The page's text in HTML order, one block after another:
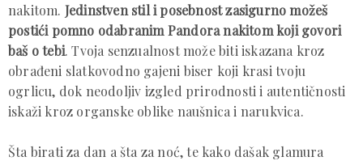
nakitom. Jedinstven stil i posebnost zasigurno možeš
postići pomno odabranim Pandora nakitom koji govori
baš o tebi. Tvoja senzualnost može biti iskazana kroz
obrađeni slatkovodno gajeni biser koji krasi tvoju
ogrlicu, dok neodoljiv izgled prirodnosti i autentičnosti
iskaži kroz organske oblike naušnica i narukvica.
Šta birati za dan a šta za noć, te kako dašak glamura